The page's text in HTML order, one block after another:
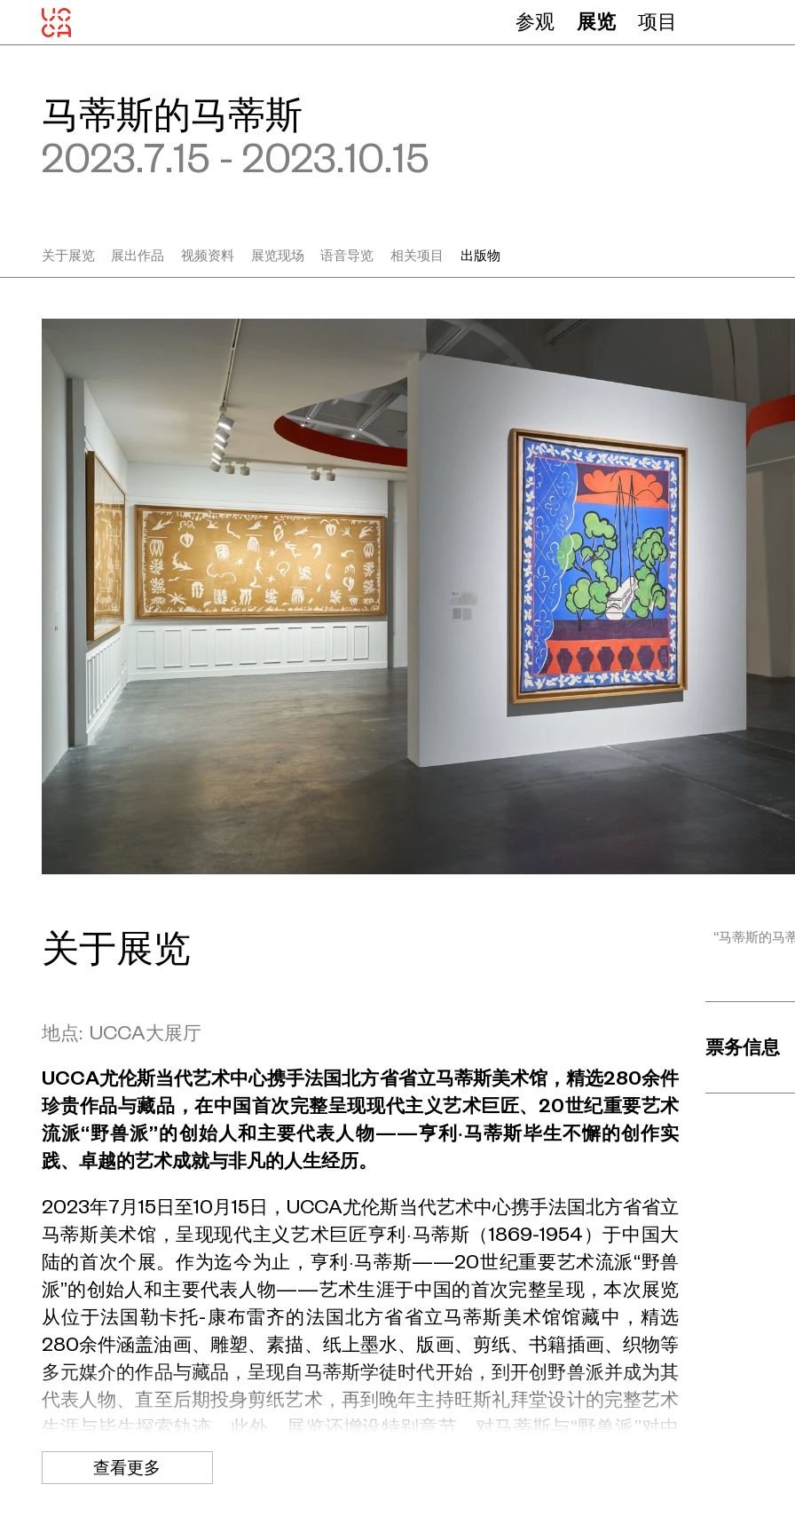
参观 展览 项目
马蒂斯的马蒂斯
2023.7.15 - 2023.10.15
关于展览 展出作品 视频资料 展览现场 语音导览 相关项目 出版物
关于展览
地点: UCCA大展厅
UCCA尤伦斯当代艺术中心携手法国北方省省立马蒂斯美术馆，精选280余件
珍贵作品与藏品，在中国首次完整呈现现代主义艺术巨匠、20世纪重要艺术
流派“野兽派”的创始人和主要代表人物——亨利·马蒂斯毕生不懈的创作实
践、卓越的艺术成就与非凡的人生经历。
2023年7月15日至10月15日，UCCA尤伦斯当代艺术中心携手法国北方省省立
马蒂斯美术馆，呈现现代主义艺术巨匠亨利·马蒂斯（1869-1954）于中国大
陆的首次个展。作为迄今为止，亨利·马蒂斯——20世纪重要艺术流派“野兽
派”的创始人和主要代表人物——艺术生涯于中国的首次完整呈现，本次展览
从位于法国勒卡托-康布雷齐的法国北方省省立马蒂斯美术馆馆藏中，精选
280余件涵盖油画、雕塑、素描、纸上墨水、版画、剪纸、书籍插画、织物等
多元媒介的作品与藏品，呈现自马蒂斯学徒时代开始，到开创野兽派并成为其
代表人物、直至后期投身剪纸艺术，再到晚年主持旺斯礼拜堂设计的完整艺术
生涯与毕生探索轨迹。此外，展览还增设特别章节，对马蒂斯与“野兽派”对中
国1920-40年代现代绘画运动的联系与影响进行了探讨。2023年11月4日至
2024年2月18日，展览将巡展至上海UCCA Edge。
查看更多
“马蒂斯的马
票务信息